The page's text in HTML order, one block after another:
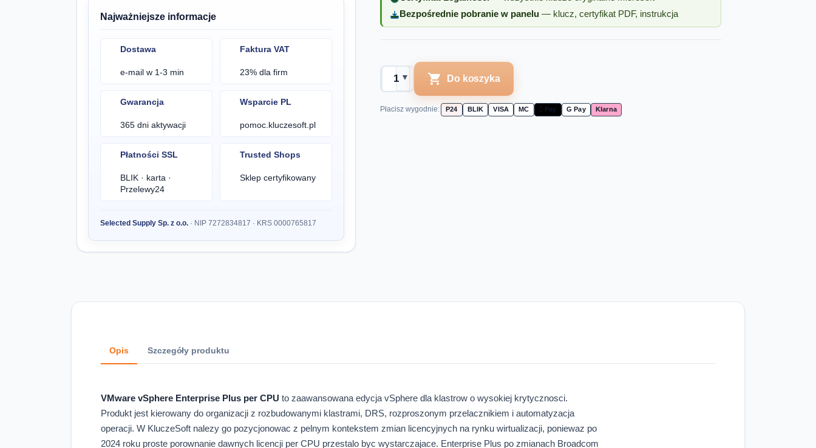
Najważniejsze informacje
Dostawa
e-mail w 1-3 min
Faktura VAT
23% dla firm
Gwarancja
365 dni aktywacji
Wsparcie PL
pomoc.kluczesoft.pl
Płatności SSL
BLIK · karta ·
Przelewy24
Trusted Shops
Sklep certyfikowany
Selected Supply Sp. z o.o. · NIP 7272834817 · KRS 0000765817
Bezpośrednie pobranie w panelu — klucz, certyfikat PDF, instrukcja
▲
▼  Do koszyka
Płacisz wygodnie: P24 BLIK VISA MC  Pay G Pay Klarna
Opis Szczegóły produktu
VMware vSphere Enterprise Plus per CPU to zaawansowana edycja vSphere dla klastrow o wysokiej krytycznosci.
Produkt jest kierowany do organizacji z rozbudowanymi klastrami, DRS, rozproszonym przelacznikiem i automatyzacja
operacji. W KluczeSoft nalezy go pozycjonowac z pelnym kontekstem zmian licencyjnych na rynku wirtualizacji, poniewaz po
2024 roku proste porownanie dawnych licencji per CPU przestalo byc wystarczajace. Enterprise Plus po zmianach Broadcom